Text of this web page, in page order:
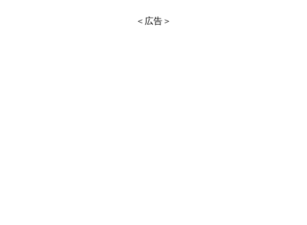
＜広告＞